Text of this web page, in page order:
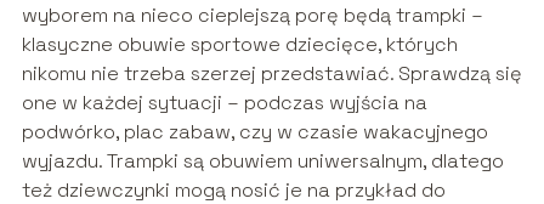
wyborem na nieco cieplejszą porę będą trampki –
klasyczne obuwie sportowe dziecięce, których
nikomu nie trzeba szerzej przedstawiać. Sprawdzą się
one w każdej sytuacji – podczas wyjścia na
podwórko, plac zabaw, czy w czasie wakacyjnego
wyjazdu. Trampki są obuwiem uniwersalnym, dlatego
też dziewczynki mogą nosić je na przykład do